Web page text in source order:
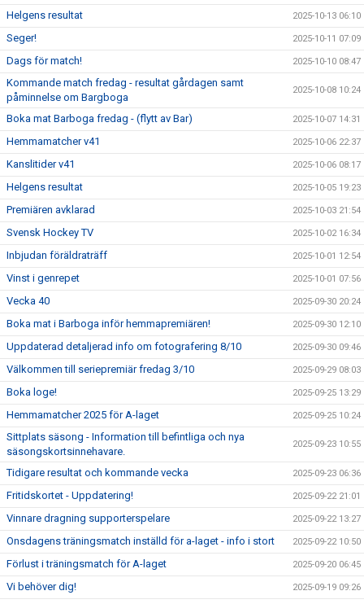
Helgens resultat 2025-10-13 06:10
Seger! 2025-10-11 07:09
Dags för match! 2025-10-10 08:47
Kommande match fredag - resultat gårdagen samt
påminnelse om Bargboga
2025-10-08 10:24
Boka mat Barboga fredag - (flytt av Bar) 2025-10-07 14:31
Hemmamatcher v41 2025-10-06 22:37
Kanslitider v41 2025-10-06 08:17
Helgens resultat 2025-10-05 19:23
Premiären avklarad 2025-10-03 21:54
Svensk Hockey TV 2025-10-02 16:34
Inbjudan föräldraträff 2025-10-01 12:54
Vinst i genrepet 2025-10-01 07:56
Vecka 40 2025-09-30 20:24
Boka mat i Barboga inför hemmapremiären! 2025-09-30 12:10
Uppdaterad detaljerad info om fotografering 8/10 2025-09-30 09:46
Välkommen till seriepremiär fredag 3/10 2025-09-29 08:03
Boka loge! 2025-09-25 13:29
Hemmamatcher 2025 för A-laget 2025-09-25 10:24
Sittplats säsong - Information till befintliga och nya
säsongskortsinnehavare.
2025-09-23 10:55
Tidigare resultat och kommande vecka 2025-09-23 06:36
Fritidskortet - Uppdatering! 2025-09-22 21:01
Vinnare dragning supporterspelare 2025-09-22 13:27
Onsdagens träningsmatch inställd för a-laget - info i stort 2025-09-22 10:50
Förlust i träningsmatch för A-laget 2025-09-20 06:45
Vi behöver dig! 2025-09-19 09:26